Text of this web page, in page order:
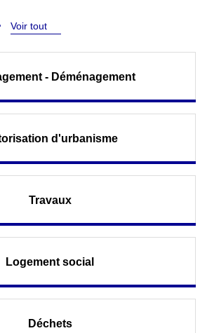
Voir tout
- Déménagement
d'urbanisme
Travaux
Logement social
Déchets